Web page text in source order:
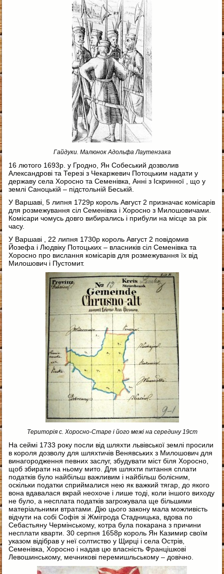
Гайдуки. Малюнок Адольфа Лаутензака
16 лютого 1693р. у Гродно, Ян Собеський дозволив
Александрові та Терезі з Чекаржевич Потоцьким надати у
державу села Хоросно та Семенівка, Анні з Іскринної , що у
землі Саноцькій – підстольній Беській.
У Варшаві, 5 липня 1729р король Август 2 призначає комісарів
для розмежування сіл Семенівка і Хоросно з Милошовичами.
Комісари чомусь довго вибирались і прибули на місце за рік
часу.
У Варшаві , 22 липня 1730р король Август 2 повідомив
Йозефа і Людвіку Потоцьких – власників сіл Семенівка та
Хоросно про вислання комісарів для розмежування їх від
Милошович і Пустомит.
Територія с. Хоросно-Старе і його межі на середину 19ст
На сеймі 1733 року посли від шляхти львівської землі просили
в короля дозволу для шляхтичів Венявських з Милошович для
винагородження певних заслуг, збудувати міст біля Хоросно,
щоб збирати на ньому мито. Для шляхти питання сплати
податків було найбільш важливим і найбільш болісним,
оскільки податки сприймалися нею як важкий тягар, до якого
вона вдавалася вкрай неохоче і лише тоді, коли іншого виходу
не було, а несплата податків загрожувала ще більшими
матеріальними втратами. Дію цього закону мала можливість
відчути на собі Софія зі Жмігрода Стадницька, вдова по
Себастьяну Чермінському, котра була покарана з причини
несплати кварти. 30 cерпня 1658р король Ян Казимир своїм
указом відібрав у неї солтиство у Щирці і села Острів,
Семенівка, Хоросно і надав цю власність Францішкові
Левошинському, мечникові перемишльському – довічно.